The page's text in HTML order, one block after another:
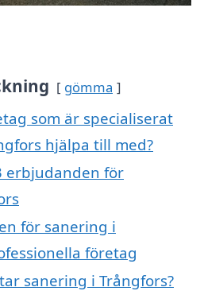
gömma
som är specialiserat
hjälpa till med?
erbjudanden för
för sanering i
företag
sanering i Trångfors?